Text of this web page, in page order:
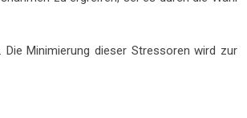
Minimierung dieser Stressoren wird zur